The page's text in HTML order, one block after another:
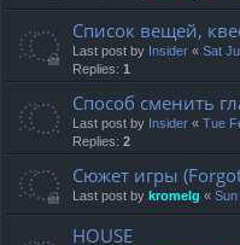
Список вещей,
Last post by Insider « Sat
Replies: 1
Способ сменить
Last post by Insider « Tue
Replies: 2
Сюжет игры
Last post by kromelg «
HOUSE